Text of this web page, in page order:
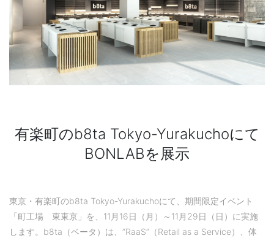
有楽町のb8ta Tokyo-Yurakuchoにて
BONLABを展示
東京・有楽町のb8ta Tokyo-Yurakuchoにて、期間限定イベント
「町工場 東東京」を、11月16日（月）～11月29日（日）に実施
します。b8ta（ベータ）は、”RaaS”（Retail as a Service）、体